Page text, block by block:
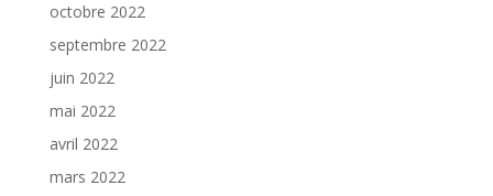
octobre 2022
septembre 2022
juin 2022
mai 2022
avril 2022
mars 2022